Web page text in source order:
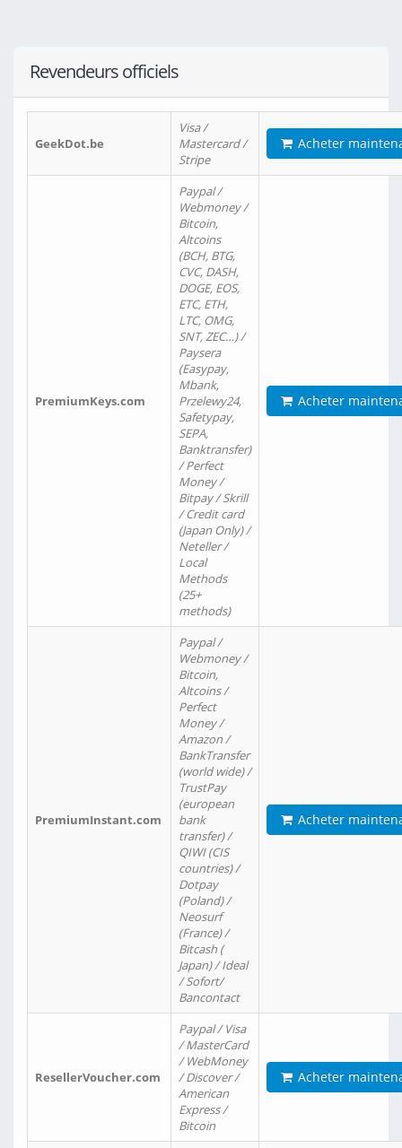
Revendeurs officiels
GeekDot.be
Visa /
Mastercard /
Stripe
Acheter
PremiumKeys.com
Paypal /
Webmoney /
Bitcoin,
Altcoins
(BCH, BTG,
CVC, DASH,
DOGE, EOS,
ETC, ETH,
LTC, OMG,
SNT, ZEC…) /
Paysera
(Easypay,
Mbank,
Przelewy24,
Safetypay,
SEPA,
Banktransfer)
/ Perfect
Money /
Bitpay / Skrill
/ Credit card
(Japan Only) /
Neteller /
Local
Methods
(25+
methods)
Acheter
PremiumInstant.com
Paypal /
Webmoney /
Bitcoin,
Altcoins /
Perfect
Money /
Amazon /
BankTransfer
(world wide) /
TrustPay
(european
bank
transfer) /
QIWI (CIS
countries) /
Dotpay
(Poland) /
Neosurf
(France) /
Bitcash (
Japan) / Ideal
/ Sofort/
Bancontact
Acheter
ResellerVoucher.com
Paypal / Visa
/ MasterCard
/ WebMoney
/ Discover /
American
Express /
Bitcoin
Acheter